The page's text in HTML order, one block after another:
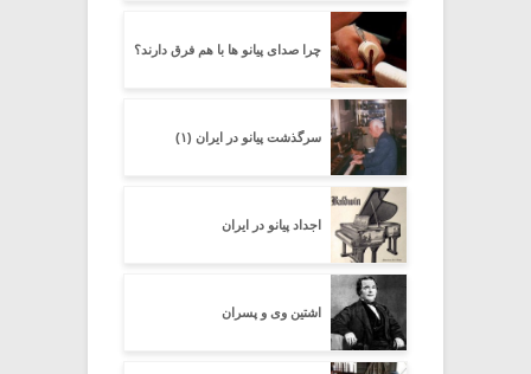
چرا صدای پیانو ها با هم فرق دارند؟
سرگذشت پیانو در ایران (۱)
اجداد پیانو در ایران
اشتین وی و پسران